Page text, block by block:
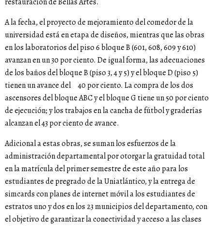
A la fecha, el proyecto de mejoramiento del comedor de la
universidad está en etapa de diseños, mientras que las obras
en los laboratorios del piso 6 bloque B (601, 608, 609 y 610)
avanzan en un 30 por ciento. De igual forma, las adecuaciones
de los baños del bloque B (piso 3, 4 y 5) y el bloque D (piso 5)
tienen un avance del 40 por ciento. La compra de los dos
ascensores del bloque ABC y el bloque G tiene un 50 por ciento
de ejecución; y los trabajos en la cancha de fútbol y graderías
alcanzan el 43 por ciento de avance.
Adicional a estas obras, se suman los esfuerzos de la
administración departamental por otorgar la gratuidad total
en la matrícula del primer semestre de este año para los
estudiantes de pregrado de la Uniatlántico, y la entrega de
simcards con planes de internet móvil a los estudiantes de
estratos uno y dos en los 23 municipios del departamento, con
el objetivo de garantizar la conectividad y acceso a las clases